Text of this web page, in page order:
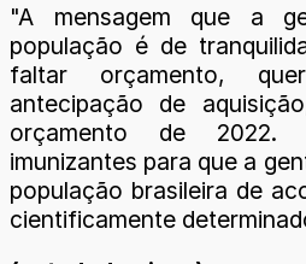
"A mensagem que a
população é de
faltar orçamento,
antecipação de
orçamento de
imunizantes para que a
população brasileira de
cientificamente